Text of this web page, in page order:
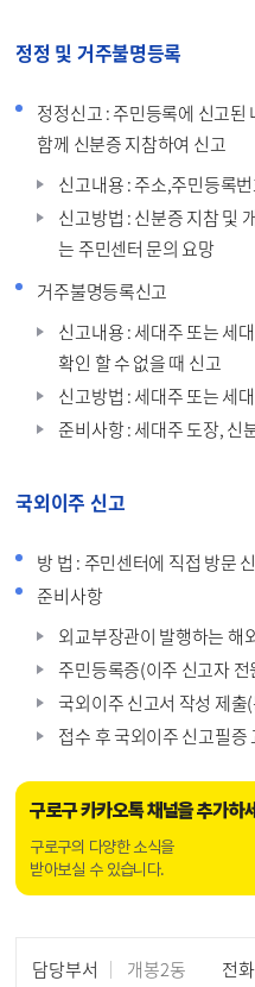
정정 및 거주불명등록
정정신고 : 주민등록에 신고된
함께 신분증 지참하여 신고
신고내용 : 주소,주민등록
신고방법 : 신분증 지참 및
는 주민센터 문의 요망
거주불명등록신고
신고내용 : 세대주 또는 세
확인 할 수 없을 때 신고
신고방법 : 세대주 또는 세
준비사항 : 세대주 도장, 신
국외이주 신고
방 법 : 주민센터에 직접 방문
준비사항
외교부장관이 발행하는 해
주민등록증(이주 신고자 전
국외이주 신고서 작성 제
접수 후 국외이주 신고필증
구로구 카카오톡 채널을 추가하
구로구의 다양한 소식을
받아보실 수 있습니다.
담당부서 개봉2동 전